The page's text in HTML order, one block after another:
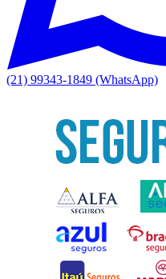
(21) 99343-1849 (WhatsApp)